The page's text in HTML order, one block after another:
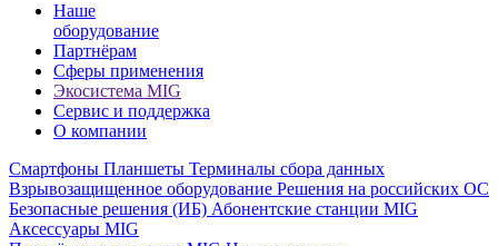
Наше
оборудование
Партнёрам
Сферы применения
Экосистема MIG
Сервис и поддержка
О компании
Смартфоны Планшеты Терминалы сбора данных
Взрывозащищенное оборудование Решения на российских ОС
Безопасные решения (ИБ) Абонентские станции MIG
Аксессуары MIG